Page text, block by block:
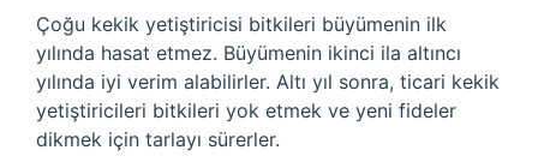
Çoğu kekik yetiştiricisi bitkileri büyümenin ilk
yılında hasat etmez. Büyümenin ikinci ila altıncı
yılında iyi verim alabilirler. Altı yıl sonra, ticari kekik
yetiştiricileri bitkileri yok etmek ve yeni fideler
dikmek için tarlayı sürerler.